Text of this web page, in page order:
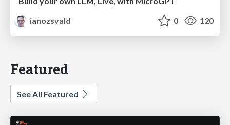
ianozsvald
0 120
Featured
See All Featured